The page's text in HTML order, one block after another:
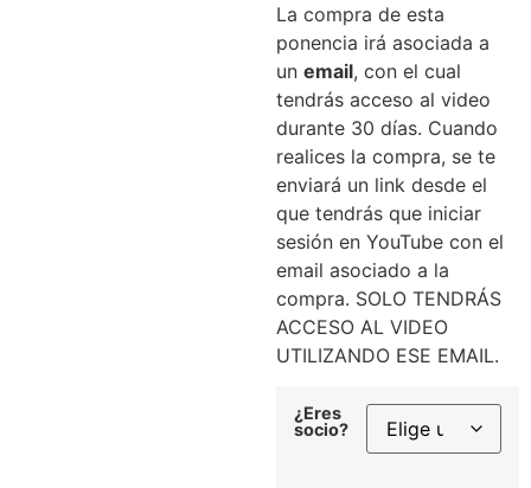
La compra de esta
ponencia irá asociada a
un email, con el cual
tendrás acceso al video
durante 30 días. Cuando
realices la compra, se te
enviará un link desde el
que tendrás que iniciar
sesión en YouTube con el
email asociado a la
compra. SOLO TENDRÁS
ACCESO AL VIDEO
UTILIZANDO ESE EMAIL.
¿Eres
socio?